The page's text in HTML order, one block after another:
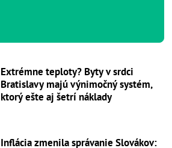
Extrémne teploty? Byty v srdci
Bratislavy majú výnimočný systém,
ktorý ešte aj šetrí náklady
Inflácia zmenila správanie Slovákov: